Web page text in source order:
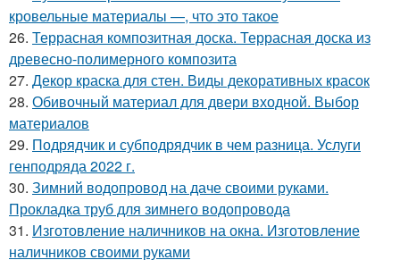
кровельные материалы —, что это такое
26. Террасная композитная доска. Террасная доска из
древесно-полимерного композита
27. Декор краска для стен. Виды декоративных красок
28. Обивочный материал для двери входной. Выбор
материалов
29. Подрядчик и субподрядчик в чем разница. Услуги
генподряда 2022 г.
30. Зимний водопровод на даче своими руками.
Прокладка труб для зимнего водопровода
31. Изготовление наличников на окна. Изготовление
наличников своими руками